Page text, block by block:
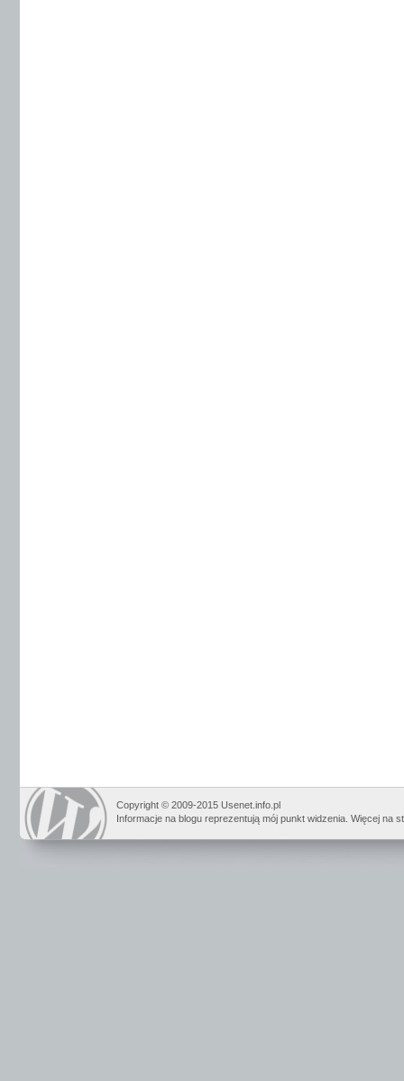
Copyright © 2009-2015 Usenet.info.pl
Informacje na blogu reprezentują mój punkt widzenia. Więcej na